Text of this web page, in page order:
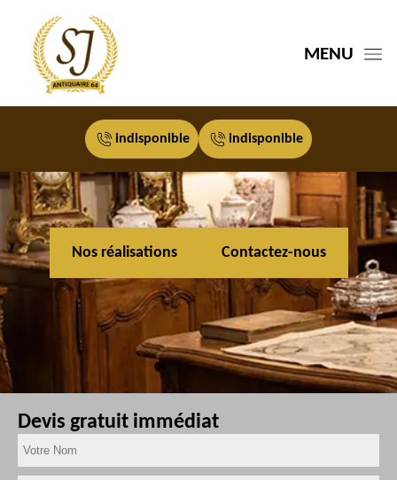
MENU
indisponible indisponible
Nos réalisations Contactez-nous
Devis gratuit immédiat